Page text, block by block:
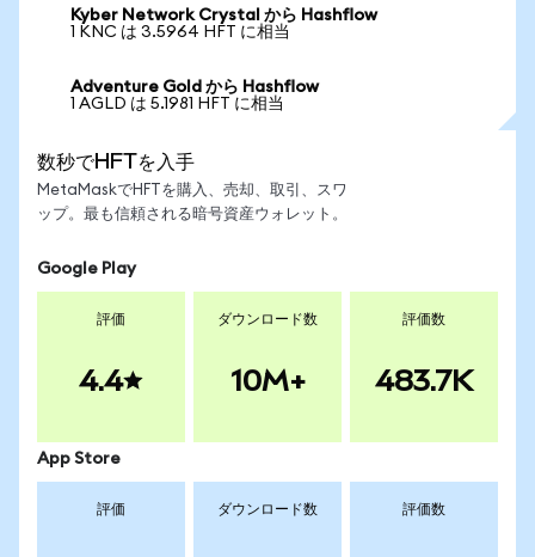
Kyber Network Crystal から Hashflow
1 KNC は 3.5964 HFT に相当
Adventure Gold から Hashflow
1 AGLD は 5.1981 HFT に相当
数秒でHFTを入手
MetaMaskでHFTを購入、売却、取引、スワ
ップ。最も信頼される暗号資産ウォレット。
Google Play
評価
4.4
ダウンロード数
10M+
評価数
483.7K
App Store
評価 ダウンロード数 評価数